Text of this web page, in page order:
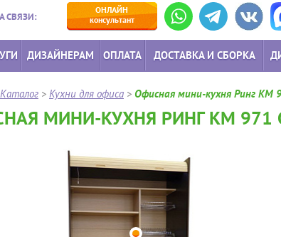
СВЯЗИ:
ОНЛАЙН
консультант
ДИЗАЙНЕРАМ ОПЛАТА ДОСТАВКА И СБОРКА
Каталог > Кухни для офиса > Офисная мини-кухня Ринг КМ
МИНИ-КУХНЯ РИНГ КМ 971